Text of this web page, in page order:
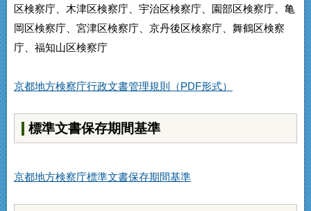
区検察庁、木津区検察庁、宇治区検察庁、園部区検察庁、亀
岡区検察庁、宮津区検察庁、京丹後区検察庁、舞鶴区検察
庁、福知山区検察庁
京都地方検察庁行政文書管理規則（PDF形式）
標準文書保存期間基準
京都地方検察庁標準文書保存期間基準